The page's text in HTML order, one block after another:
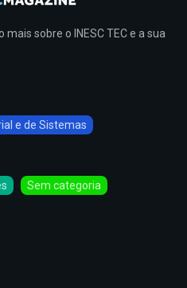
sobre o INESC TEC e a sua
e de Sistemas
Sem categoria